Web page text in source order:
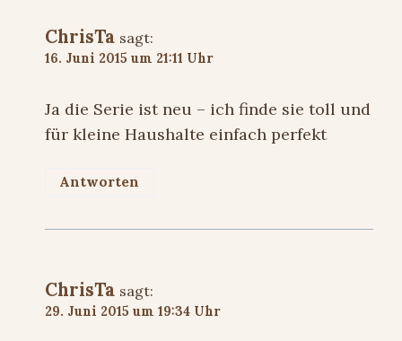
ChrisTa sagt:
16. Juni 2015 um 21:11 Uhr
Ja die Serie ist neu – ich finde sie toll und
für kleine Haushalte einfach perfekt
Antworten
ChrisTa sagt:
29. Juni 2015 um 19:34 Uhr